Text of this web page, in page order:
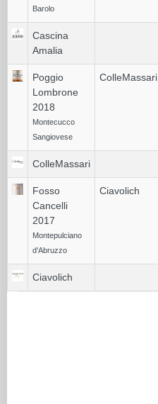
Barolo
Cascina
Amalia
Poggio
Lombrone
2018
Montecucco
Sangiovese
ColleMassari
ColleMassari
Fosso
Cancelli
2017
Montepulciano
d'Abruzzo
Ciavolich
Ciavolich